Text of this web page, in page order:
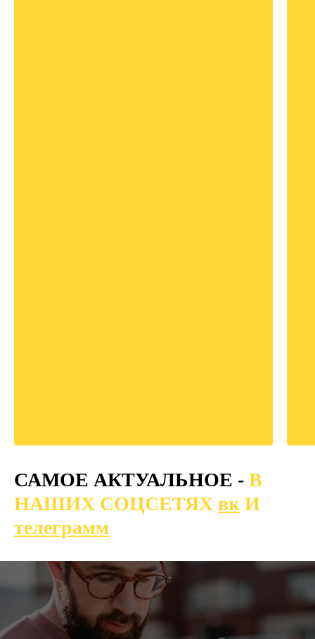
САМОЕ АКТУАЛЬНОЕ - В
НАШИХ СОЦСЕТЯХ вк И
телеграмм